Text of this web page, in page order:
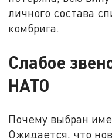
личного состава
комбрига.
Слабое
НАТО
Почему выбран
Ожидается, что